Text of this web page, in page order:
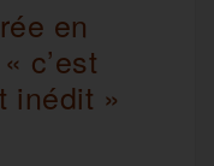
en
c’est
inédit »